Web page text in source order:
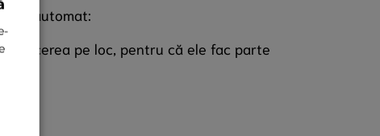
automat:
afacerea pe loc, pentru că ele fac parte